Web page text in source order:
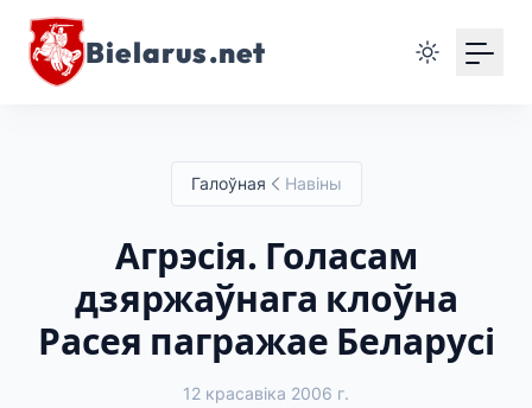
Bielarus.net
Галоўная Навіны
Агрэсія. Голасам
дзяржаўнага клоўна
Расея пагражае Беларусі
12 красавіка 2006 г.